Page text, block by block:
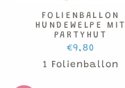
FOLIENBALLON
HUNDEWELPE MIT
PARTYHUT
€9,80
1 Folienballon